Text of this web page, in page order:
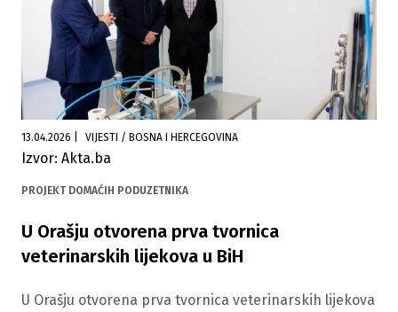
13.04.2026 VIJESTI / BOSNA I HERCEGOVINA
Izvor: Akta.ba
PROJEKT DOMAĆIH PODUZETNIKA
U Orašju otvorena prva tvornica
veterinarskih lijekova u BiH
U Orašju otvorena prva tvornica veterinarskih lijekova